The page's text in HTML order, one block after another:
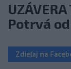
Potrvá
Zdieľaj na